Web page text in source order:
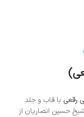
رقعی با قاب و جلد
حسین انصاریان از